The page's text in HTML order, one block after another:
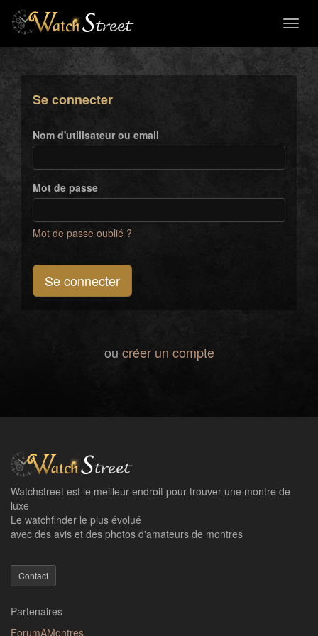
Se connecter
Nom d'utilisateur ou email
Mot de passe
Mot de passe oublié ?
Se connecter
ou créer un compte
Watchstreet est le meilleur endroit pour trouver une montre de
luxe
Le watchfinder le plus évolué
avec des avis et des photos d'amateurs de montres
Contact
Partenaires
ForumAMontres